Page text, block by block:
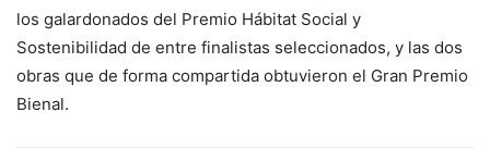
los galardonados del Premio Hábitat Social y
Sostenibilidad de entre finalistas seleccionados, y las dos
obras que de forma compartida obtuvieron el Gran Premio
Bienal.